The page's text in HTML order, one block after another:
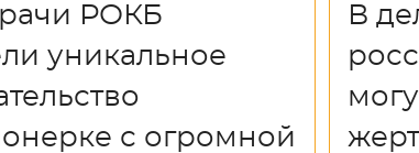
РОКБ
уникальное
с огромной
В